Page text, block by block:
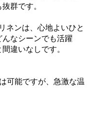
群です。
ネンは、心地よいひと
なシーンでも活躍
違いなしです。
可能ですが、急激な温